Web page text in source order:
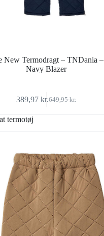
New Termodragt – TNDania –
Navy Blazer
649,95kr.
Den
389,97kr.Den
termotøj